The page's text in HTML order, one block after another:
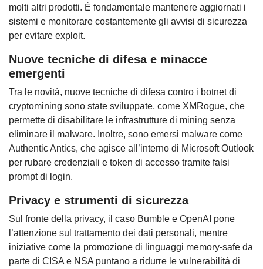
molti altri prodotti. È fondamentale mantenere aggiornati i
sistemi e monitorare costantemente gli avvisi di sicurezza
per evitare exploit.
Nuove tecniche di difesa e minacce
emergenti
Tra le novità, nuove tecniche di difesa contro i botnet di
cryptomining sono state sviluppate, come XMRogue, che
permette di disabilitare le infrastrutture di mining senza
eliminare il malware. Inoltre, sono emersi malware come
Authentic Antics, che agisce all’interno di Microsoft Outlook
per rubare credenziali e token di accesso tramite falsi
prompt di login.
Privacy e strumenti di sicurezza
Sul fronte della privacy, il caso Bumble e OpenAI pone
l’attenzione sul trattamento dei dati personali, mentre
iniziative come la promozione di linguaggi memory-safe da
parte di CISA e NSA puntano a ridurre le vulnerabilità di